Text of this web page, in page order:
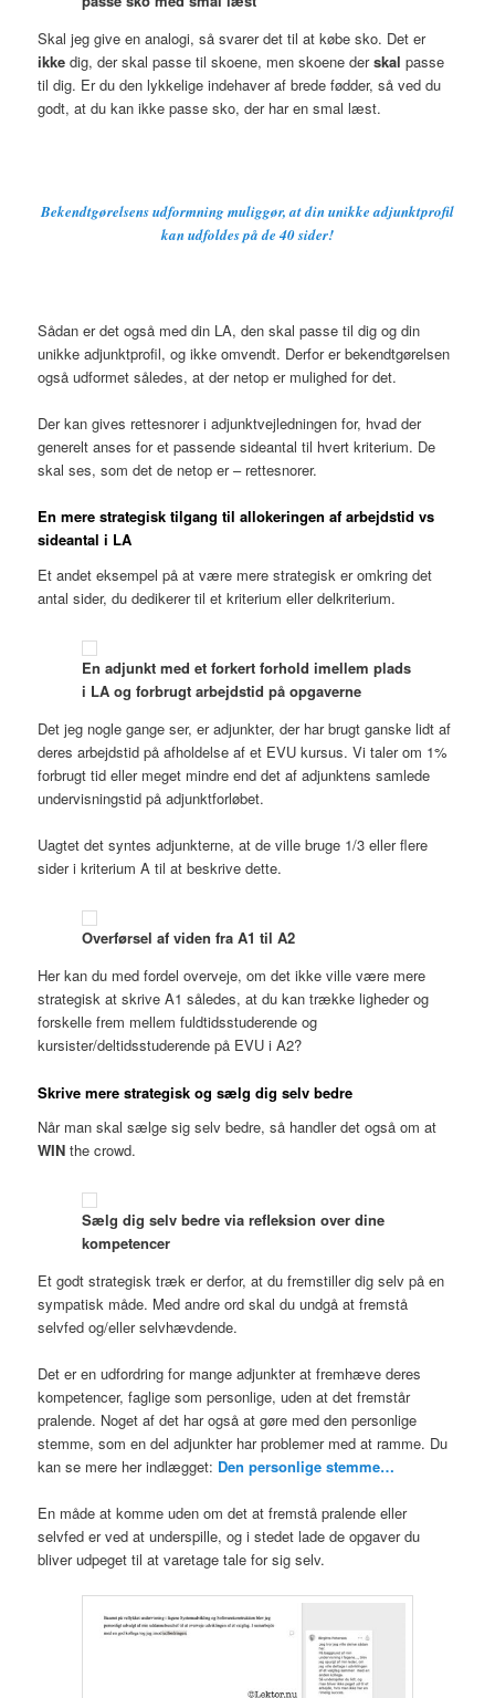
Skal jeg give en analogi, så svarer det til at købe sko. Det er
ikke dig, der skal passe til skoene, men skoene derskal passe
til dig. Er du den lykkelige indehaver af brede fødder, så ved du
godt, at du kan ikke passe sko, der har en smal læst.
Bekendtgørelsens udformning muliggør, at din unikke adjunktprofil
kan udfoldes på de 40 sider!
Sådan er det også med din LA, den skal passe til dig og din
unikke adjunktprofil, og ikke omvendt. Derfor er bekendtgørelsen
også udformet således, at der netop er mulighed for det.
Der kan gives rettesnorer i adjunktvejledningen for, hvad der
generelt anses for et passende sideantal til hvert kriterium. De
skal ses, som det de netop er – rettesnorer.
En mere strategisk tilgang til allokeringen af arbejdstid vs
sideantal i LA
Et andet eksempel på at være mere strategisk er omkring det
antal sider, du dedikerer til et kriterium eller delkriterium.
En adjunkt med et forkert forhold imellem plads
i LA og forbrugt arbejdstid på opgaverne
Det jeg nogle gange ser, er adjunkter, der har brugt ganske lidt af
deres arbejdstid på afholdelse af et EVU kursus. Vi taler om 1%
forbrugt tid eller meget mindre end det af adjunktens samlede
undervisningstid på adjunktforløbet.
Uagtet det syntes adjunkterne, at de ville bruge 1/3 eller flere
sider i kriterium A til at beskrive dette.
Overførsel af viden fra A1 til A2
Her kan du med fordel overveje, om det ikke ville være mere
strategisk at skrive A1 således, at du kan trække ligheder og
forskelle frem mellem fuldtidsstuderende og
kursister/deltidsstuderende på EVU i A2?
Skrive mere strategisk og sælg dig selv bedre
Når man skal sælge sig selv bedre, så handler det også om at
WINthe crowd.
Sælg dig selv bedre via refleksion over dine
kompetencer
Et godt strategisk træk er derfor, at du fremstiller dig selv på en
sympatisk måde. Med andre ord skal du undgå at fremstå
selvfed og/eller selvhævdende.
Det er en udfordring for mange adjunkter at fremhæve deres
kompetencer, faglige som personlige, uden at det fremstår
pralende. Noget af det har også at gøre med den personlige
stemme, som en del adjunkter har problemer med at ramme. Du
kan se mere her indlægget: Den personlige stemme…
En måde at komme uden om det at fremstå pralende eller
selvfed er ved at underspille, og i stedet lade de opgaver du
bliver udpeget til at varetage tale for sig selv.